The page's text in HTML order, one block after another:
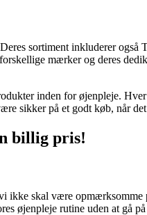
sortiment inkluderer også
mærker og deres
inden for øjenpleje.
sikker på et godt køb, når
billig pris!
ikke skal være
øjenpleje rutine uden at gå